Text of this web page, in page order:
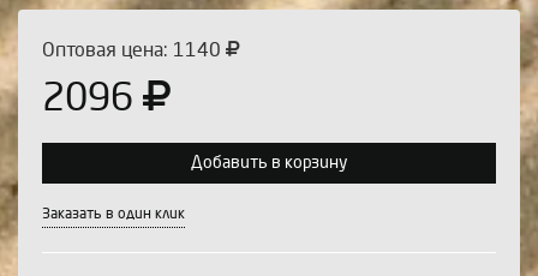
Оптовая цена: 1140
2096
Выберите количество:
Добавить в корзину
Заказать в один клик